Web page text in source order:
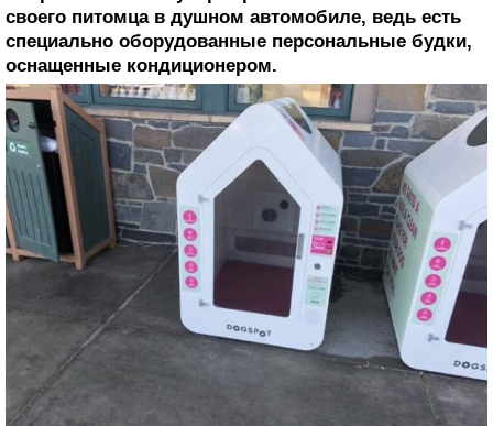
своего питомца в душном автомобиле, ведь есть
специально оборудованные персональные будки,
оснащенные кондиционером.